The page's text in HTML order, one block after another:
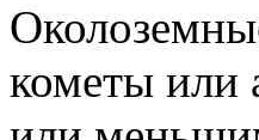
кометы или